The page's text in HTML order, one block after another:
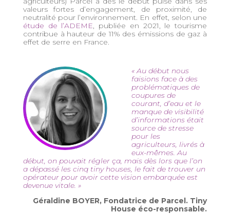
valeurs fortes d’engagement, de proximité, de
neutralité pour l’environnement. En effet, selon une
étude de l’ADEME, publiée en 2021, le tourisme
contribue à hauteur de 11% des émissions de gaz à
effet de serre en France.
« Au début nous
faisions face à des
problématiques de
coupures de
courant, d’eau et le
manque de visibilité
d’informations était
source de stresse
pour les
agriculteurs, livrés à
eux-mêmes. Au
début, on pouvait régler ça, mais dès lors que l’on
a dépassé les cinq tiny houses, le fait de trouver un
opérateur pour avoir cette vision embarquée est
devenue vitale. »
Géraldine BOYER, Fondatrice de Parcel. Tiny
House éco-responsable.